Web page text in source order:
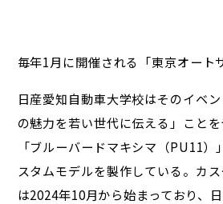
毎年1月に開催される「東京オート
日産愛知自動車大学校はそのイベ
の魅力を若い世代に伝える」こと
「ブルーバードマキシマ（PU11）
スタムモデルを製作している。カ
は2024年10月から始まっており、